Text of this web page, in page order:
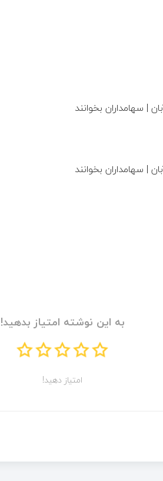
به این نوشته امتیاز بدهید!
امتیاز دهید!